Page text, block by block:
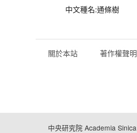
中文種名:通條樹
關於本站 著作權聲明
中央研究院 Academia Sinica